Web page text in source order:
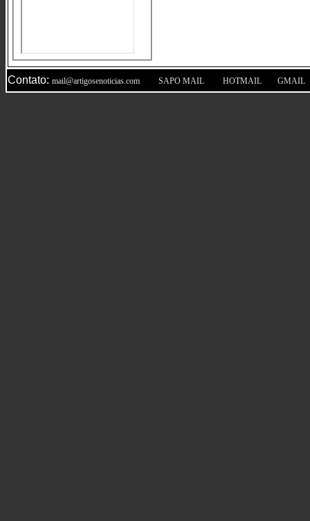
Contato: mail@artigosenoticias.com SAPO MAIL HOTMAIL GMAIL